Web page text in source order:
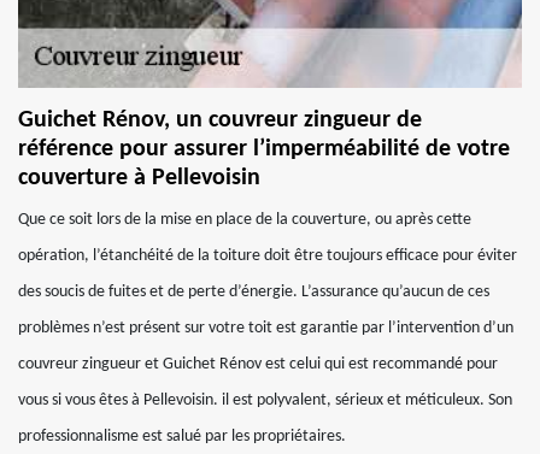
Guichet Rénov, un couvreur zingueur de
référence pour assurer l’imperméabilité de votre
couverture à Pellevoisin
Que ce soit lors de la mise en place de la couverture, ou après cette
opération, l’étanchéité de la toiture doit être toujours efficace pour éviter
des soucis de fuites et de perte d’énergie. L’assurance qu’aucun de ces
problèmes n’est présent sur votre toit est garantie par l’intervention d’un
couvreur zingueur et Guichet Rénov est celui qui est recommandé pour
vous si vous êtes à Pellevoisin. il est polyvalent, sérieux et méticuleux. Son
professionnalisme est salué par les propriétaires.